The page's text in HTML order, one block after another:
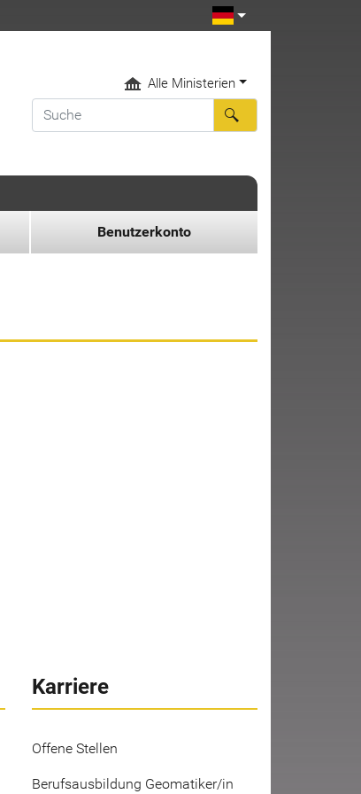
Alle Ministerien
Benutzerkonto
Karriere
Offene Stellen
Berufsausbildung Geomatiker/in